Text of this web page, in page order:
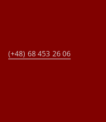
(+48) 68 453 26 06